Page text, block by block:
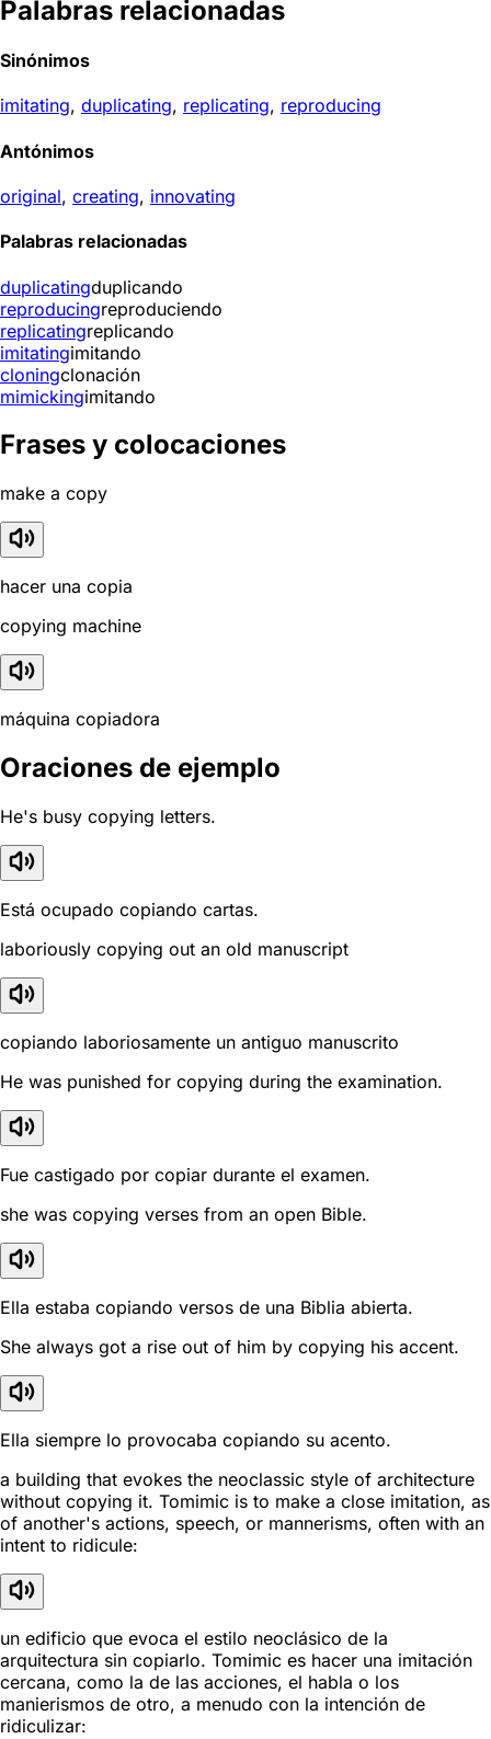
Palabras relacionadas
Sinónimos
imitating, duplicating, replicating, reproducing
Antónimos
original, creating, innovating
Palabras relacionadas
duplicatingduplicando
reproducingreproduciendo
replicatingreplicando
imitatingimitando
cloningclonación
mimickingimitando
Frases y colocaciones
make a copy
hacer una copia
copying machine
máquina copiadora
Oraciones de ejemplo
He's busy copying letters.
Está ocupado copiando cartas.
laboriously copying out an old manuscript
copiando laboriosamente un antiguo manuscrito
He was punished for copying during the examination.
Fue castigado por copiar durante el examen.
she was copying verses from an open Bible.
Ella estaba copiando versos de una Biblia abierta.
She always got a rise out of him by copying his accent.
Ella siempre lo provocaba copiando su acento.
a building that evokes the neoclassic style of architecture
without copying it. Tomimic is to make a close imitation, as
of another's actions, speech, or mannerisms, often with an
intent to ridicule:
un edificio que evoca el estilo neoclásico de la
arquitectura sin copiarlo. Tomimic es hacer una imitación
cercana, como la de las acciones, el habla o los
manierismos de otro, a menudo con la intención de
ridiculizar: